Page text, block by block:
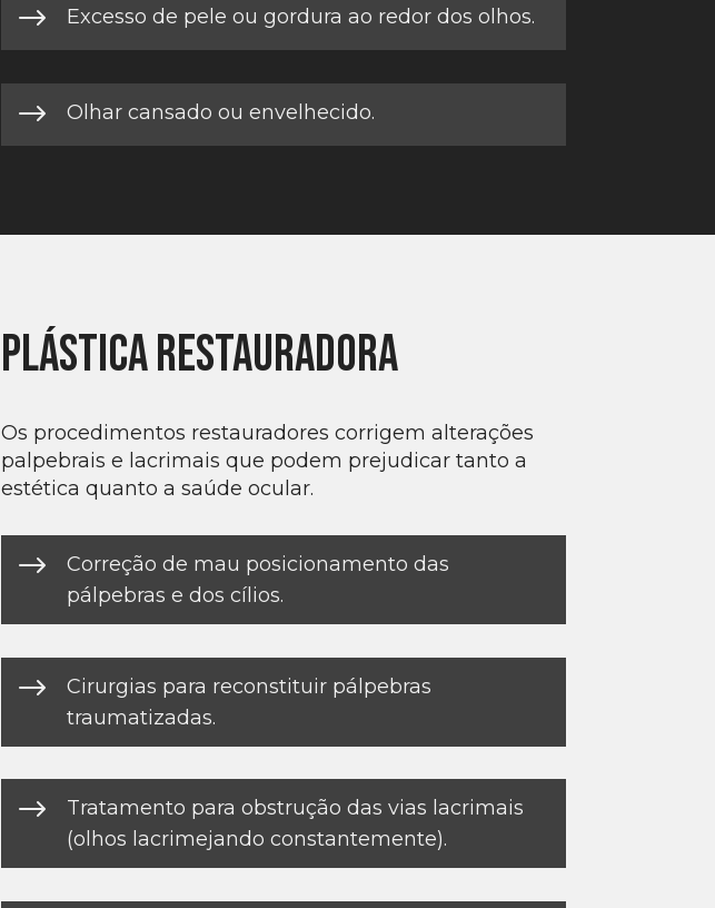
$ Excesso de pele ou gordura ao redor dos olhos.
$ Olhar cansado ou envelhecido.
Plástica Restauradora
Os procedimentos restauradores corrigem alterações
palpebrais e lacrimais que podem prejudicar tanto a
estética quanto a saúde ocular.
$
Correção de mau posicionamento das
pálpebras e dos cílios.
$
Cirurgias para reconstituir pálpebras
traumatizadas.
$
Tratamento para obstrução das vias lacrimais
(olhos lacrimejando constantemente).